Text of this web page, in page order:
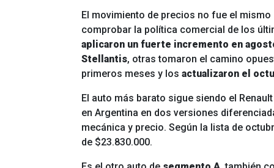
El movimiento de precios no fue el
comprobar la política comercial de los
aplicaron un fuerte incremento en
Stellantis, otras tomaron el camino
primeros meses y los actualizaron el
El auto más barato sigue siendo el
en Argentina en dos versiones
mecánica y precio. Según la lista de
de $23.830.000.